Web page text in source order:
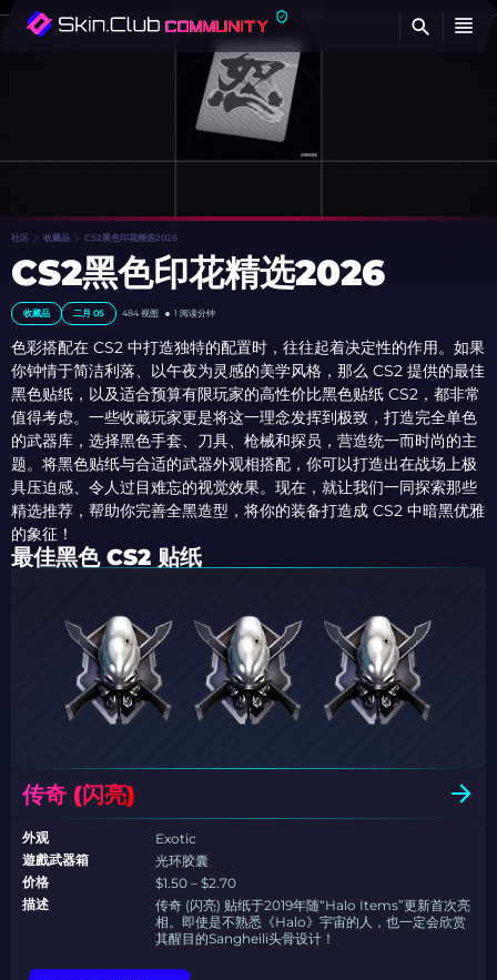
社区 收藏品 CS2黑色印花精选2026
CS2黑色印花精选2026
收藏品 二月 05 484 视图 1 阅读分钟
色彩搭配在 CS2 中打造独特的配置时，往往起着决定性的作用。如果
你钟情于简洁利落、以午夜为灵感的美学风格，那么 CS2 提供的最佳
黑色贴纸，以及适合预算有限玩家的高性价比黑色贴纸 CS2，都非常
值得考虑。一些收藏玩家更是将这一理念发挥到极致，打造完全单色
的武器库，选择黑色手套、刀具、枪械和探员，营造统一而时尚的主
题。将黑色贴纸与合适的武器外观相搭配，你可以打造出在战场上极
具压迫感、令人过目难忘的视觉效果。现在，就让我们一同探索那些
精选推荐，帮助你完善全黑造型，将你的装备打造成 CS2 中暗黑优雅
的象征！
最佳黑色 CS2 贴纸
传奇 (闪亮)
外观
Exotic
遊戲武器箱
光环胶囊
价格
$1.50 – $2.70
描述
传奇 (闪亮) 贴纸于2019年随“Halo Items”更新首次亮
相。即使是不熟悉《Halo》宇宙的人，也一定会欣赏
其醒目的Sangheili头骨设计！